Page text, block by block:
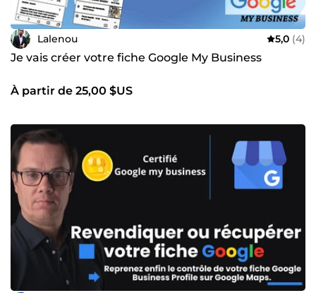
Lalenou 5,0 (4)
Je vais créer votre fiche Google My Business
À partir de 25,00 $US